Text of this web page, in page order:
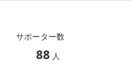
サポーター数
88 人